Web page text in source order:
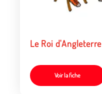
Le Roi d'Angleterre
Voir la fiche